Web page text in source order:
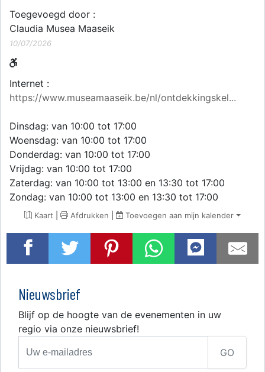
Toegevoegd door :
Claudia Musea Maaseik
10/07/2026
Internet :
https://www.museamaaseik.be/nl/ontdekkingskel...
Dinsdag: van 10:00 tot 17:00
Woensdag: van 10:00 tot 17:00
Donderdag: van 10:00 tot 17:00
Vrijdag: van 10:00 tot 17:00
Zaterdag: van 10:00 tot 13:00 en 13:30 tot 17:00
Zondag: van 10:00 tot 13:00 en 13:30 tot 17:00
Kaart | Afdrukken | Toevoegen aan mijn kalender
Nieuwsbrief
Blijf op de hoogte van de evenementen in uw
regio via onze nieuwsbrief!
GO